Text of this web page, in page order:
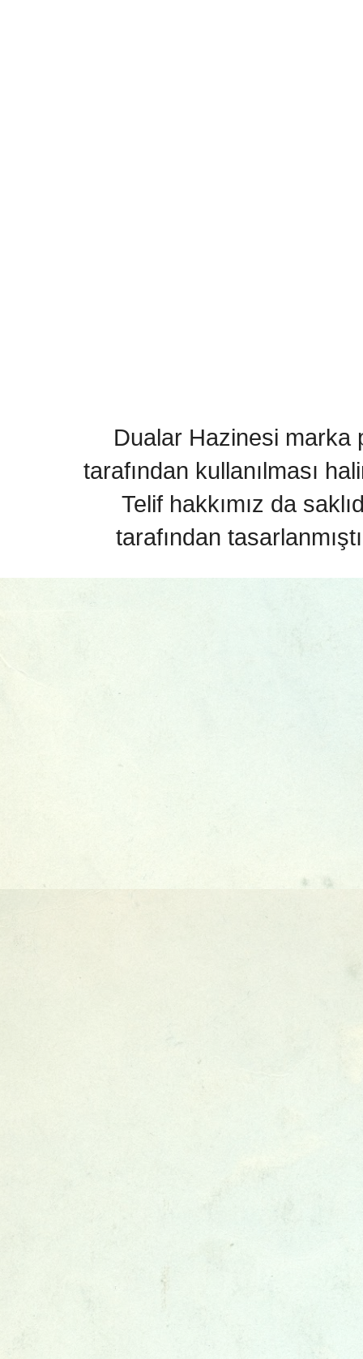
Dualar Hazinesi marka
tarafından kullanılması
Telif hakkımız da
tarafından